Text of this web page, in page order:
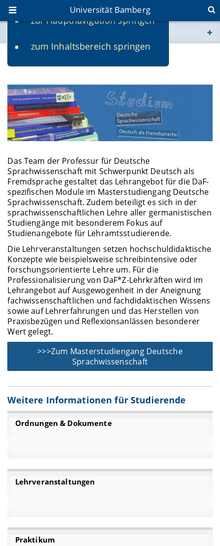
zur Hauptnavigation springen
zum Inhaltsbereich springen
Universität Bamberg
www.uni-bamberg.de
fis.uni-bamberg.de
Studium & Lehre
Das Team der Professur für Deutsche
Sprachwissenschaft mit Schwerpunkt Deutsch als
Fremdsprache gestaltet das Lehrangebot für die DaF-
spezifischen Module im Masterstudiengang Deutsche
Sprachwissenschaft. Zudem beteiligt es sich in der
sprachwissenschaftlichen Lehre aller germanistischen
Studiengänge mit besonderem Fokus auf
Studienangebote für Lehramtsstudierende.
Die Lehrveranstaltungen setzen hochschuldidaktische
Konzepte wie beispielsweise schreibintensive oder
forschungsorientierte Lehre um. Für die
Professionalisierung von DaF*Z-Lehrkräften wird im
Lehrangebot auf Ausgewogenheit in der Aneignung
fachwissenschaftlichen und fachdidaktischen Wissens
sowie auf Lehrerfahrungen und das Herstellen von
Praxisbezügen und Reflexionsanlässen besonderer
Wert gelegt.
>>>Zum Masterstudiengang Deutsche
Sprachwissenschaft
Weitere Informationen für Studierende
Ordnungen & Dokumente
Lehrveranstaltungen
Praktikum